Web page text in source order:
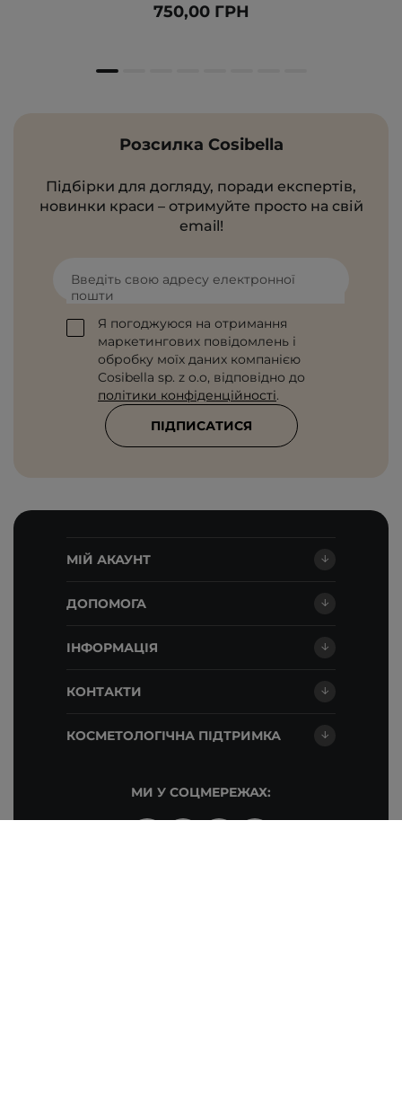
750,00 ГРН
Розсилка Cosibella
Підбірки для догляду, поради експертів,
новинки краси – отримуйте просто на свій
email!
Введіть свою адресу електронної
пошти
Я погоджуюся на отримання
маркетингових повідомлень і
обробку моїх даних компанією
Cosibella sp. z o.o, відповідно до
політики конфіденційності.
ПІДПИСАТИСЯ
МІЙ АКАУНТ
ДОПОМОГА
ІНФОРМАЦІЯ
КОНТАКТИ
КОСМЕТОЛОГІЧНА ПІДТРИМКА
МИ У СОЦМЕРЕЖАХ: